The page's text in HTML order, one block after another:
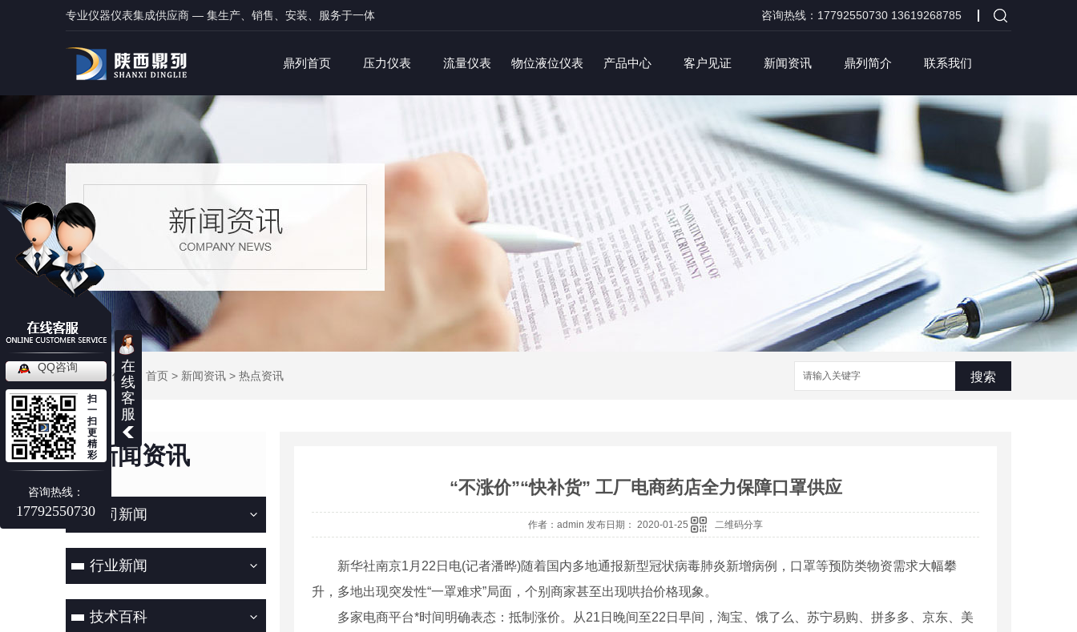
专业仪器仪表集成供应商 — 集生产、销售、安装、服务于一体 咨询热线：17792550730 13619268785
鼎列首页 压力仪表 流量仪表 物位液位仪表 产品中心 客户见证 新闻资讯 鼎列简介 联系我们
当前位置： 首页 > 新闻资讯 > 热点资讯 搜索
新闻资讯
公司新闻
行业新闻
技术百科
“不涨价”“快补货” 工厂电商药店全力保障口罩供应
作者：admin 发布日期： 2020-01-25 二维码分享
新华社南京1月22日电(记者潘晔)随着国内多地通报新型冠状病毒肺炎新增病例，口罩等预防类物资需求大幅攀
升，多地出现突发性“一罩难求”局面，个别商家甚至出现哄抬价格现象。
多家电商平台*时间明确表态：抵制涨价。从21日晚间至22日早间，淘宝、饿了么、苏宁易购、拼多多、京东、美
在
线
客
服
QQ咨询
扫
一
扫
更
精
彩
咨询热线：
17792550730